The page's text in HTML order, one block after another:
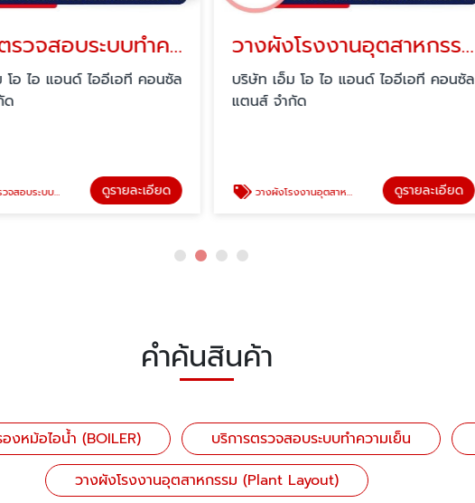
บริการตรวจสอบระบบทำความเย็น
โอ ไอ แอนด์ ไออีเอที คอนซัล
ด
ระบบทำความเย็น ดูรายละเอียด
วางผังโรงงานอุตสาหกรรม (Plant Layout)
บริษัท เอ็ม โอ ไอ แอนด์ ไออีเอที คอนซัล
แตนส์ จำกัด
วางผังโรงงานอุตสาหกรรม (Plant Layout) ดูรายละเอียด
คำค้นสินค้า
งหม้อไอน้ำ (BOILER) บริการตรวจสอบระบบทำความเย็น
วางผังโรงงานอุตสาหกรรม (Plant Layout)